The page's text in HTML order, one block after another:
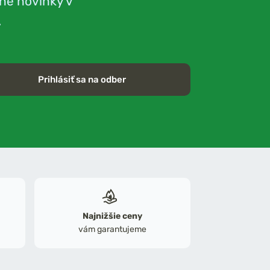
Prihlásiť sa na odber
Najnižšie ceny
vám garantujeme